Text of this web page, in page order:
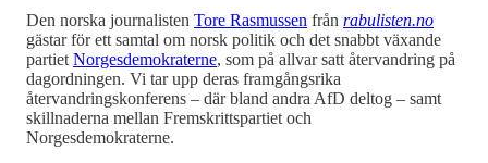
Den norska journalisten Tore Rasmussen från rabulisten.no
gästar för ett samtal om norsk politik och det snabbt växande
partiet Norgesdemokraterne, som på allvar satt återvandring på
dagordningen. Vi tar upp deras framgångsrika
återvandringskonferens – där bland andra AfD deltog – samt
skillnaderna mellan Fremskrittspartiet och
Norgesdemokraterne.